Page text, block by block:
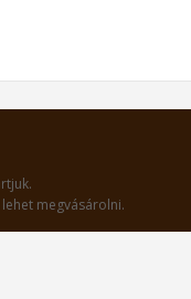
megvásárolni.